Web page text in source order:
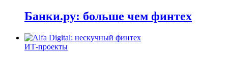
Банки.ру: больше чем финтех
ИТ-проекты